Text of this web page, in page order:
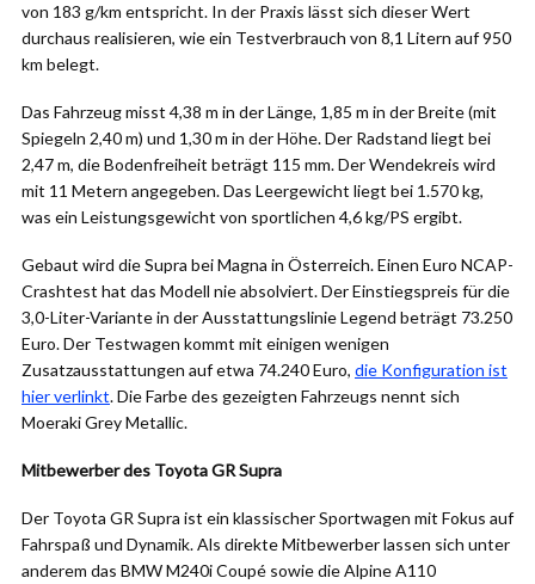
von 183 g/km entspricht. In der Praxis lässt sich dieser Wert
durchaus realisieren, wie ein Testverbrauch von 8,1 Litern auf 950
km belegt.
Das Fahrzeug misst 4,38 m in der Länge, 1,85 m in der Breite (mit
Spiegeln 2,40 m) und 1,30 m in der Höhe. Der Radstand liegt bei
2,47 m, die Bodenfreiheit beträgt 115 mm. Der Wendekreis wird
mit 11 Metern angegeben. Das Leergewicht liegt bei 1.570 kg,
was ein Leistungsgewicht von sportlichen 4,6 kg/PS ergibt.
Gebaut wird die Supra bei Magna in Österreich. Einen Euro NCAP-
Crashtest hat das Modell nie absolviert. Der Einstiegspreis für die
3,0-Liter-Variante in der Ausstattungslinie Legend beträgt 73.250
Euro. Der Testwagen kommt mit einigen wenigen
Zusatzausstattungen auf etwa 74.240 Euro, die Konfiguration ist
hier verlinkt. Die Farbe des gezeigten Fahrzeugs nennt sich
Moeraki Grey Metallic.
Mitbewerber des Toyota GR Supra
Der Toyota GR Supra ist ein klassischer Sportwagen mit Fokus auf
Fahrspaß und Dynamik. Als direkte Mitbewerber lassen sich unter
anderem das BMW M240i Coupé sowie die Alpine A110